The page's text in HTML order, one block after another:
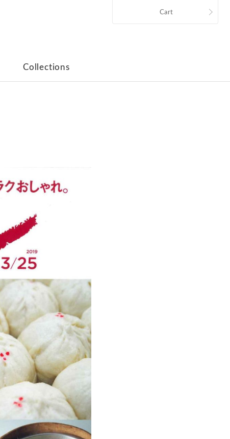
Collections
Cart